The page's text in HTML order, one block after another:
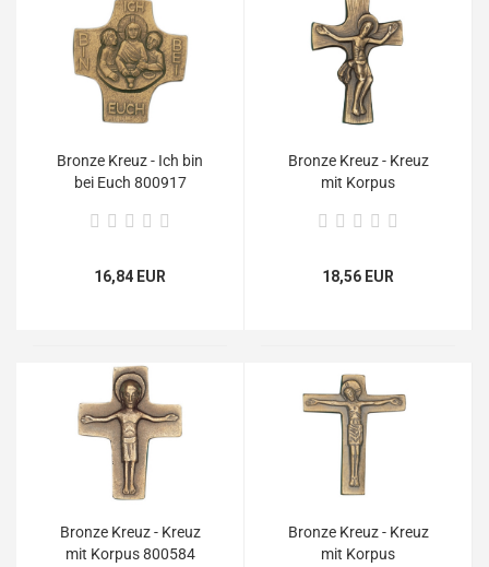
Bronze Kreuz - Ich bin
bei Euch 800917
16,84 EUR
Bronze Kreuz - Kreuz
mit Korpus
18,56 EUR
Bronze Kreuz - Kreuz
mit Korpus 800584
Bronze Kreuz - Kreuz
mit Korpus